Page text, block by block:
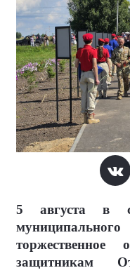
5 августа в
защитникам